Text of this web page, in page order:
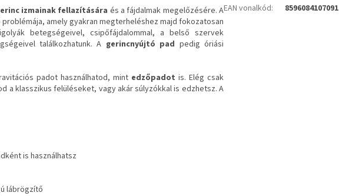
izmainak fellazítására és a fájdalmak megelőzésére. A
amely gyakran megterheléshez majd fokozatosan
betegségeivel, csipőfájdalommal, a belső szervek
találkozhatunk. A gerincnyújtó pad pedig óriási
padot használhatod, mint edzőpadot is. Elég csak
a klasszikus felüléseket, vagy akár súlyzókkal is edzhetsz. A
is használhatsz
lábrögzítő
EAN vonalkód: 8596084107091